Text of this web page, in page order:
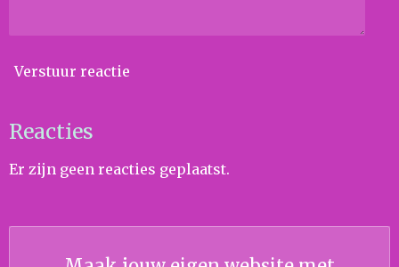
Verstuur reactie
Reacties
Er zijn geen reacties geplaatst.